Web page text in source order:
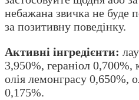
небажана звичка не буде
за позитивну поведінку.
Активні інгредієнти:
3,950%, гераніол 0,700%,
олія лемонграсу 0,650%,
0,175%.